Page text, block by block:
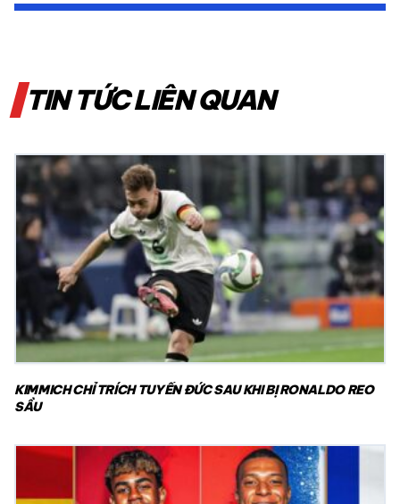
TIN TỨC LIÊN QUAN
KIMMICH CHỈ TRÍCH TUYỂN ĐỨC SAU KHI BỊ RONALDO REO
SẦU